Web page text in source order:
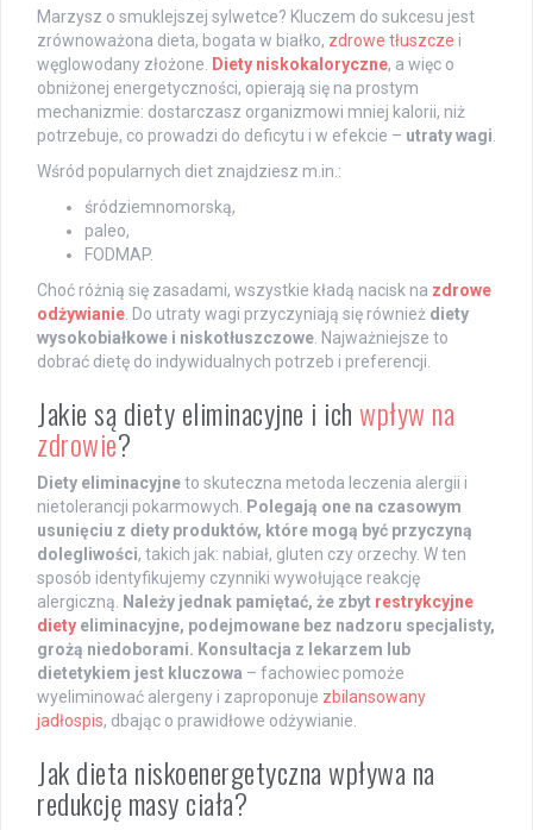
Marzysz o smuklejszej sylwetce? Kluczem do sukcesu jest
zrównoważona dieta, bogata w białko, zdrowe tłuszcze i
węglowodany złożone.
Diety niskokaloryczne, a więc o
obniżonej energetyczności, opierają się na prostym
mechanizmie: dostarczasz organizmowi mniej kalorii, niż
potrzebuje, co prowadzi do deficytu i w efekcie – utraty wagi
Wśród popularnych diet znajdziesz m.in.:
śródziemnomorską,
paleo,
FODMAP.
Choć różnią się zasadami, wszystkie kładą nacisk na zdrowe
odżywianie . Do utraty wagi przyczyniają się również diety
wysokobiałkowe i niskotłuszczowe . Najważniejsze to
dobrać dietę do indywidualnych potrzeb i preferencji.
Jakie są diety eliminacyjne i ichwpływ na
zdrowie?
Diety eliminacyjneto skuteczna metoda leczenia alergii i
nietolerancji pokarmowych.
Polegają one na czasowym
usunięciu z diety produktów, które mogą być przyczyną
dolegliwości, takich jak: nabiał, gluten czy orzechy. W ten
sposób identyfikujemy czynniki wywołujące reakcję
alergiczną.
Należy jednak pamiętać, że zbyt restrykcyjne
diety eliminacyjne, podejmowane bez nadzoru specjalisty,
grożą niedoborami. Konsultacja z lekarzem lub
dietetykiem jest kluczowa – fachowiec pomoże
wyeliminować alergeny i zaproponuje zbilansowany
jadłospis, dbając o prawidłowe odżywianie.
Jak dieta niskoenergetyczna wpływa na
redukcję masy ciała?